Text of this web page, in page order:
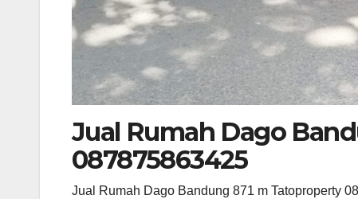
Jual Rumah Dago
087875863425
Jual Rumah Dago Bandung 871 m Tatoproperty